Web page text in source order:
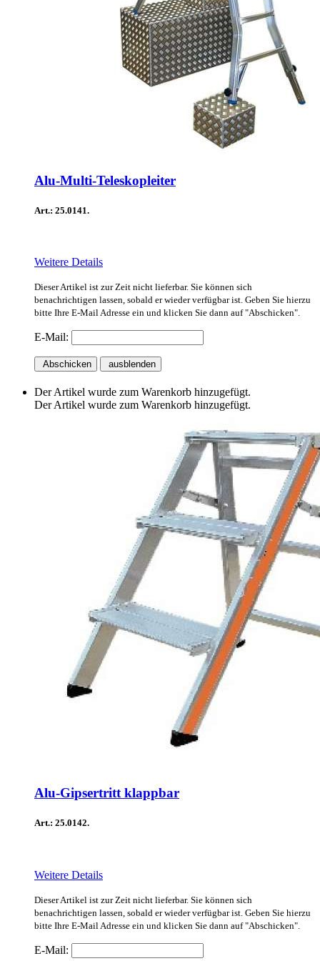
Alu-Multi-Teleskopleiter
Art.: 25.0141.
Weitere Details
Dieser Artikel ist zur Zeit nicht lieferbar. Sie können sich
benachrichtigen lassen, sobald er wieder verfügbar ist. Geben Sie hierzu
bitte Ihre E-Mail Adresse ein und klicken Sie dann auf "Abschicken".
E-Mail:
Abschicken ausblenden
Der Artikel wurde zum Warenkorb hinzugefügt.
Der Artikel wurde zum Warenkorb hinzugefügt.
Alu-Gipsertritt klappbar
Art.: 25.0142.
Weitere Details
Dieser Artikel ist zur Zeit nicht lieferbar. Sie können sich
benachrichtigen lassen, sobald er wieder verfügbar ist. Geben Sie hierzu
bitte Ihre E-Mail Adresse ein und klicken Sie dann auf "Abschicken".
E-Mail: